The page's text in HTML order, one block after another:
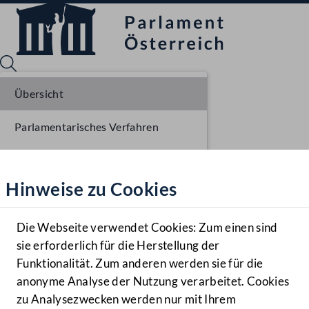
Hilfe
Benutzer
Navigationsmenü öffnen
MENÜ
Hinweise zu Cookies
Die Webseite verwendet Cookies: Zum einen sind
sie erforderlich für die Herstellung der
Funktionalität. Zum anderen werden sie für die
anonyme Analyse der Nutzung verarbeitet. Cookies
zu Analysezwecken werden nur mit Ihrem
Übersicht
Parlamentarisches Verfahren